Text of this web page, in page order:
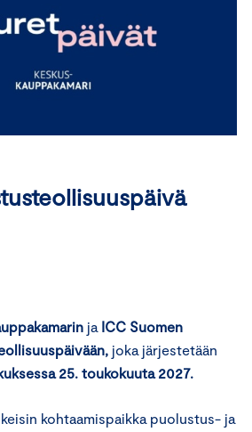
ja ICC Suomen
joka järjestetään
25. toukokuuta 2027.
kohtaamispaikka puolustus- ja